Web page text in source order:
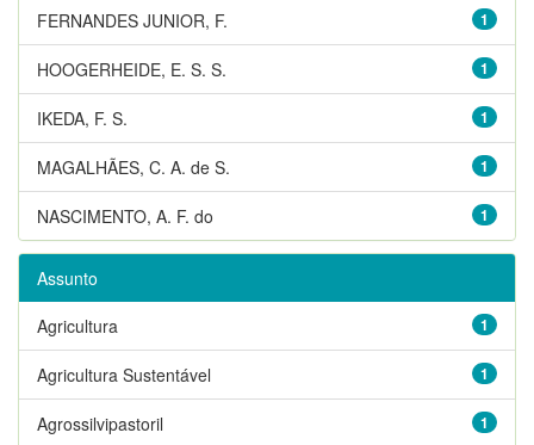
1
FERNANDES JUNIOR, F.
1
HOOGERHEIDE, E. S. S.
1
IKEDA, F. S.
1
MAGALHÃES, C. A. de S.
1
NASCIMENTO, A. F. do
Assunto
1
Agricultura
1
Agricultura Sustentável
1
Agrossilvipastoril